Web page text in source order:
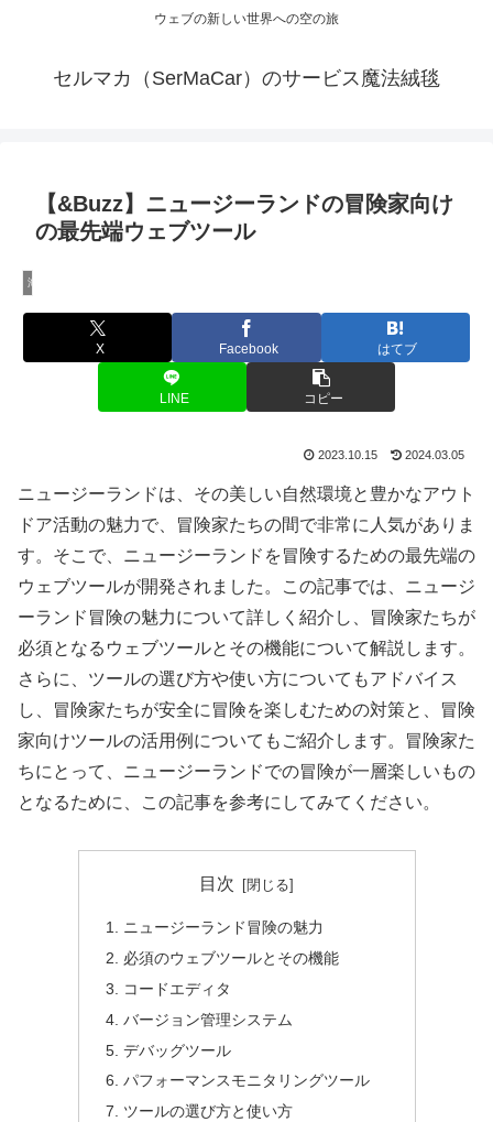
ウェブの新しい世界への空の旅
セルマカ（SerMaCar）のサービス魔法絨毯
【&Buzz】ニュージーランドの冒険家向け
の最先端ウェブツール
海外のウェブサービス特集
X Facebook はてブ
LINE コピー
2023.10.15 2024.03.05
ニュージーランドは、その美しい自然環境と豊かなアウト
ドア活動の魅力で、冒険家たちの間で非常に人気がありま
す。そこで、ニュージーランドを冒険するための最先端の
ウェブツールが開発されました。この記事では、ニュージ
ーランド冒険の魅力について詳しく紹介し、冒険家たちが
必須となるウェブツールとその機能について解説します。
さらに、ツールの選び方や使い方についてもアドバイス
し、冒険家たちが安全に冒険を楽しむための対策と、冒険
家向けツールの活用例についてもご紹介します。冒険家た
ちにとって、ニュージーランドでの冒険が一層楽しいもの
となるために、この記事を参考にしてみてください。
目次
ニュージーランド冒険の魅力
必須のウェブツールとその機能
コードエディタ
バージョン管理システム
デバッグツール
パフォーマンスモニタリングツール
ツールの選び方と使い方